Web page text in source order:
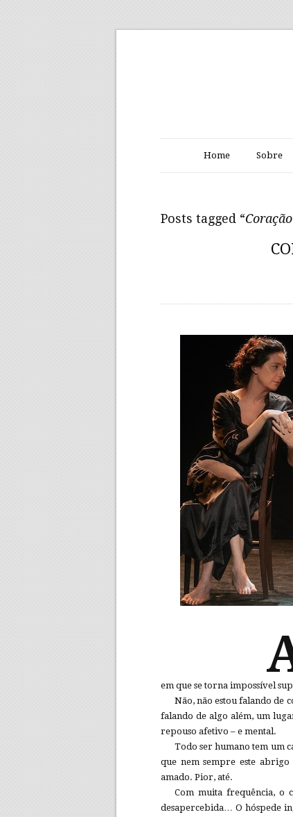
Home Sobre
Posts tagged “
em que se torna impossível
Não, não estou falando de
falando de algo além, um
repouso afetivo – e mental.
Todo ser humano tem um
que nem sempre este
amado. Pior, até.
Com muita frequência, o
desapercebida… O hóspede